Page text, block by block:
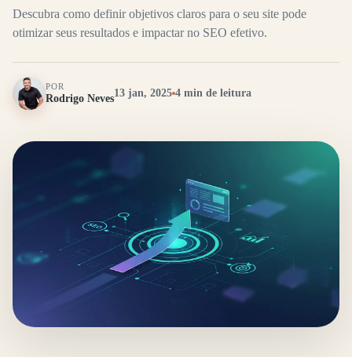
Descubra como definir objetivos claros para o seu site pode
otimizar seus resultados e impactar no SEO efetivo.
POR
Rodrigo Neves13 jan, 2025 4 min de leitura